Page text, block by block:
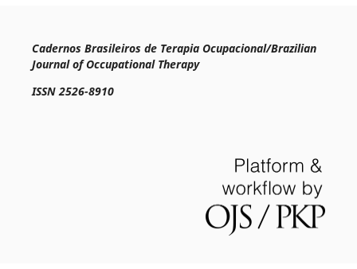
Cadernos Brasileiros de Terapia Ocupacional/Brazilian
Journal of Occupational Therapy
ISSN 2526-8910